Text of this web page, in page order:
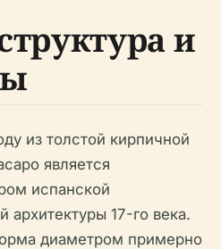
и
из толстой кирпичной
является
испанской
архитектуры 17-го века.
диаметром примерно